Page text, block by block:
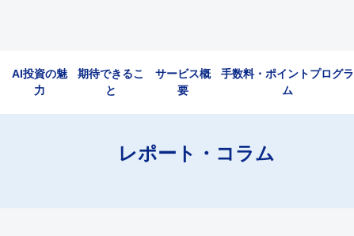
AI投資の魅
力
期待できるこ
と
サービス概
要
手数料・ポイントプログラ
ム
レポート・コラム